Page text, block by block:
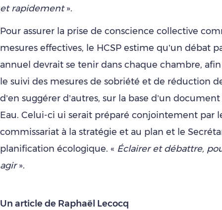
et rapidement».
Pour assurer la prise de conscience collective
mesures effectives, le HCSP estime qu’un débat
annuel devrait se tenir dans chaque chambre,
le suivi des mesures de sobriété et de réduction
d’en suggérer d’autres, sur la base d’un
Eau. Celui-ci ui serait préparé conjointement par
commissariat à la stratégie et au plan et le
planification écologique. « Éclairer et débattre,
agir».
Un article de Raphaël Lecocq